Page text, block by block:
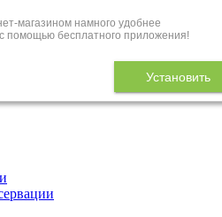
магазином намного удобнее
помощью бесплатного приложения!
Установить